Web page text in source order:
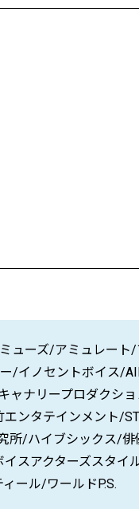
ューズ/アミュレート
/イノセントボイス/
ナリープロダクシ
ンタテインメント/
所/ハイブシックス/
スアクターズスタイ
ール/ワールドP.S.